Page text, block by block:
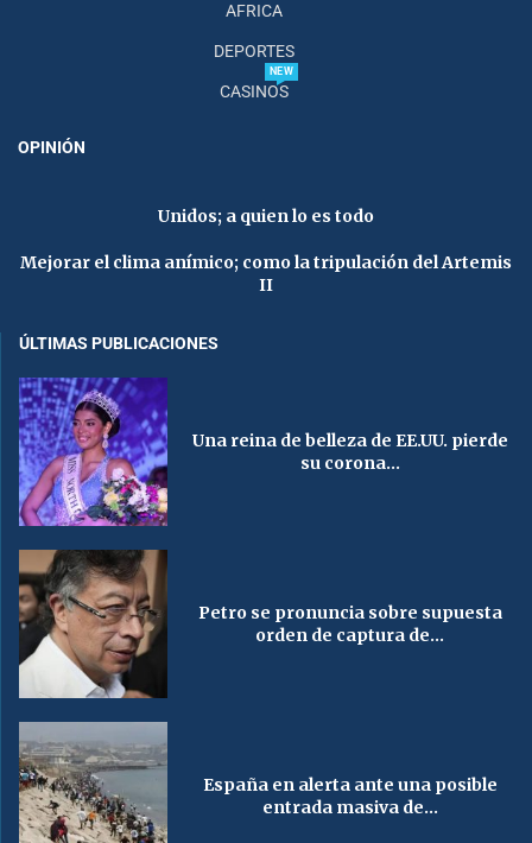
AFRICA
DEPORTES
CASINOS
NEW
OPINIÓN
Unidos; a quien lo es todo
Mejorar el clima anímico; como la tripulación del Artemis
II
ÚLTIMAS PUBLICACIONES
Una reina de belleza de EE.UU. pierde
su corona...
Petro se pronuncia sobre supuesta
orden de captura de...
España en alerta ante una posible
entrada masiva de...